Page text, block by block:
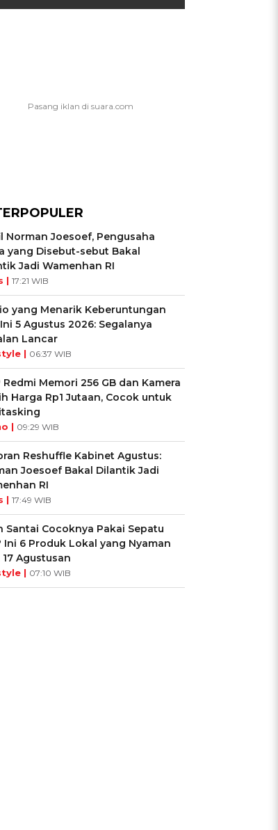
Norman Joesoef, Pengusaha
yang Disebut-sebut Bakal
Jadi Wamenhan RI
| 17:21 WIB
yang Menarik Keberuntungan
5 Agustus 2026: Segalanya
Lancar
| 06:37 WIB
Redmi Memori 256 GB dan Kamera
Harga Rp1 Jutaan, Cocok untuk
| 09:29 WIB
Reshuffle Kabinet Agustus:
Joesoef Bakal Dilantik Jadi
RI
| 17:49 WIB
Santai Cocoknya Pakai Sepatu
Ini 6 Produk Lokal yang Nyaman
17 Agustusan
| 07:10 WIB